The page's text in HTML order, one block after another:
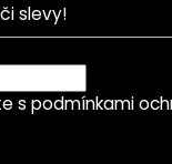
slevy!
s podmínkami